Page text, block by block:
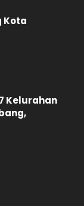
Kota
Kelurahan